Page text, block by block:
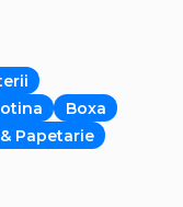
Boxa
Papetarie